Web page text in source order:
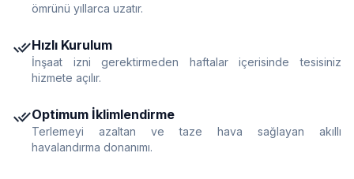
ömrünü yıllarca uzatır.
done_allHızlı Kurulum
İnşaat izni gerektirmeden haftalar içerisinde tesisiniz
hizmete açılır.
done_allOptimum İklimlendirme
Terlemeyi azaltan ve taze hava sağlayan akıllı
havalandırma donanımı.